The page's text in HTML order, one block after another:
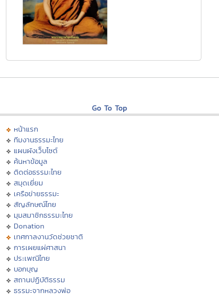
Go To Top
หน้าแรก
ทีมงานธรรมะไทย
แผนผังเว็บไซต์
ค้นหาข้อมูล
ติดต่อธรรมะไทย
สมุดเยี่ยม
เครือข่ายธรรมะ
สัญลักษณ์ไทย
มุมสมาชิกธรรมะไทย
Donation
เทศกาลงานวัดช่วยชาติ
การเผยแผ่ศาสนา
ประเพณีไทย
บอกบุญ
สถานปฏิบัติธรรม
ธรรมะจากหลวงพ่อ